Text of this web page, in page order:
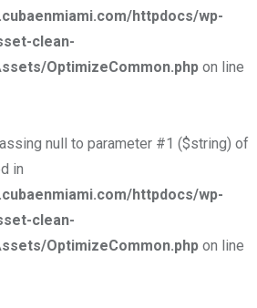
httpdocs/wp-
clean-
OptimizeCommon.php on line
null to parameter #1 ($string) of
in
httpdocs/wp-
clean-
OptimizeCommon.php on line